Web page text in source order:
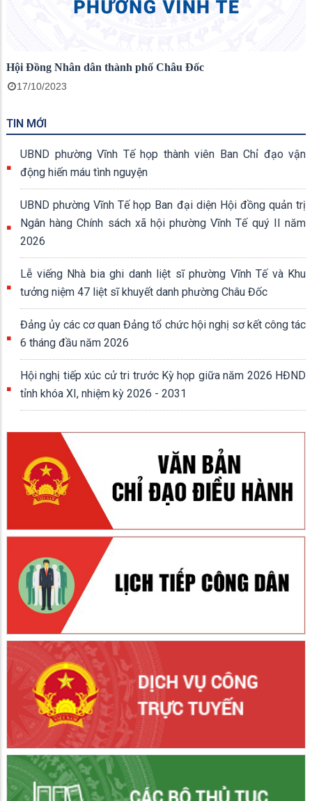
Hội Đồng Nhân dân thành phố Châu Đốc
17/10/2023
TIN MỚI
UBND phường Vĩnh Tế họp thành viên Ban Chỉ đạo vận
động hiến máu tình nguyện
UBND phường Vĩnh Tế họp Ban đại diện Hội đồng quản trị
Ngân hàng Chính sách xã hội phường Vĩnh Tế quý II năm
2026
Lễ viếng Nhà bia ghi danh liệt sĩ phường Vĩnh Tế và Khu
tưởng niệm 47 liệt sĩ khuyết danh phường Châu Đốc
Đảng ủy các cơ quan Đảng tổ chức hội nghị sơ kết công tác
6 tháng đầu năm 2026
Hội nghị tiếp xúc cử tri trước Kỳ họp giữa năm 2026 HĐND
tỉnh khóa XI, nhiệm kỳ 2026 - 2031